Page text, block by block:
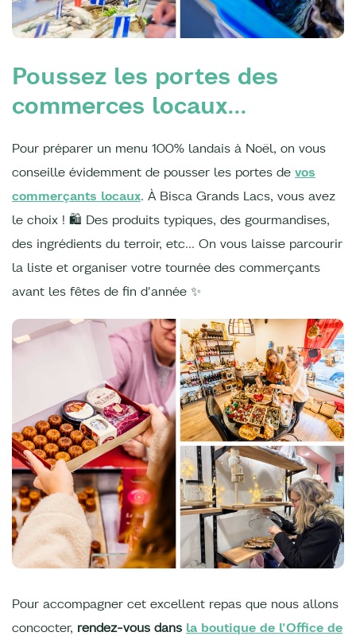
Poussez les portes des
commerces locaux...
Pour préparer un menu 100% landais à Noël, on vous
conseille évidemment de pousser les portes de vos
commerçants locaux. À Bisca Grands Lacs, vous avez
le choix ! 🛍️ Des produits typiques, des gourmandises,
des ingrédients du terroir, etc... On vous laisse parcourir
la liste et organiser votre tournée des commerçants
avant les fêtes de fin d'année ✨
Pour accompagner cet excellent repas que nous allons
concocter, rendez-vous dans la boutique de l'Office de